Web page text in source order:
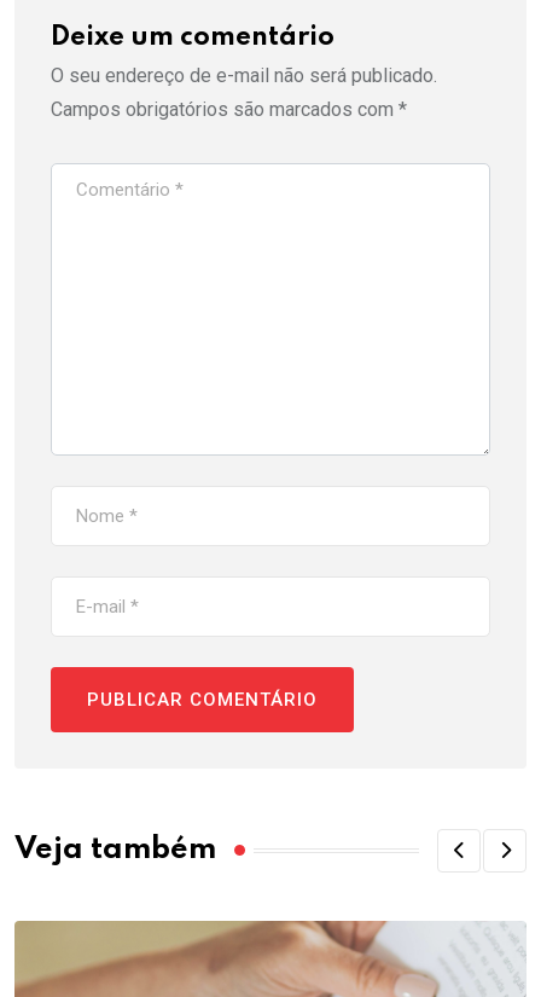
Deixe um comentário
O seu endereço de e-mail não será publicado.
Campos obrigatórios são marcados com *
Veja também